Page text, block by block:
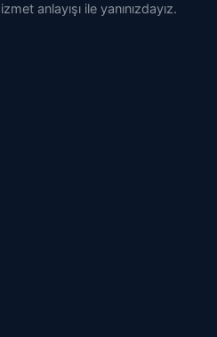
anlayışı ile yanınızdayız.